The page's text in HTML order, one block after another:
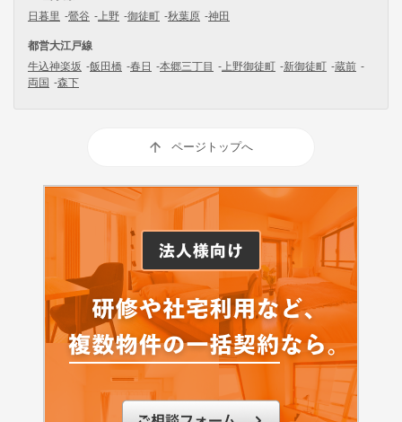
日暮里
鶯谷 上野 御徒町 秋葉原 神田
都営大江戸線
牛込神楽坂
飯田橋 春日 本郷三丁目 上野御徒町 新御徒町
蔵前
両国
森下
ページトップへ